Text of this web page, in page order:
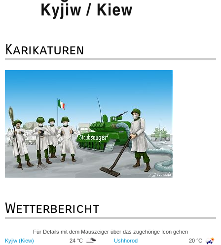
Karikaturen
Wetterbericht
Für Details mit dem Mauszeiger über das zugehörige Icon gehen
Kyjiw (Kiew)
24 °C Ushhorod 20 °C